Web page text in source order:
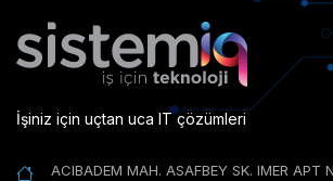
İşiniz için uçtan uca IT çözümleri
ACIBADEM MAH. ASAFBEY SK. IMER APT